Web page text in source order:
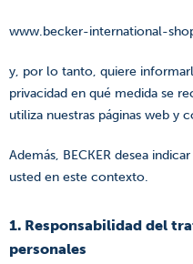
www.becker-international-
y, por lo tanto, quiere
privacidad en qué medida se
utiliza nuestras páginas web y
Además, BECKER desea
usted en este contexto.
1. Responsabilidad del
personales